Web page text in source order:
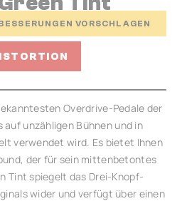
VORSCHLAGEN
Overdrive-Pedale der
unzähligen Bühnen und in
verwendet wird. Es bietet Ihnen
der für sein mittenbetontes
Tint spiegelt das Drei-Knopf-
wider und verfügt über einen